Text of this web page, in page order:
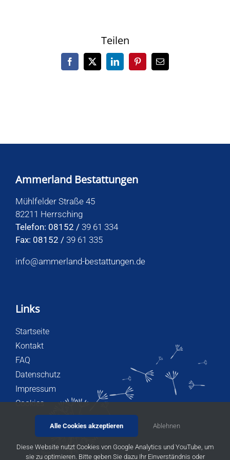
Teilen
Facebook
X LinkedInPinterest
E-
Mail
Ammerland Bestattungen
Mühlfelder Straße 45
82211 Herrsching
Telefon: 08152 / 39 61 334
Fax: 08152 / 39 61 335
info@ammerland-bestattungen.de
Links
Startseite
Kontakt
FAQ
Datenschutz
Impressum
Cookies
Diese Website nutzt Cookies von Google Analytics und YouTube, um
sie zu optimieren. Bitte geben Sie dazu Ihr Einverständnis oder
Alle Cookies akzeptieren Ablehnen